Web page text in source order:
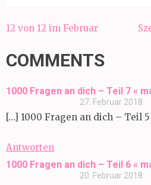
Beitragsnavigation
12 von 12 im Februar
COMMENTS
1000 Fragen an dich – Teil 7 «
27. Februar 2018
[…] 1000 Fragen an dich – Teil
Antworten
1000 Fragen an dich – Teil 6 «
20. Februar 2018